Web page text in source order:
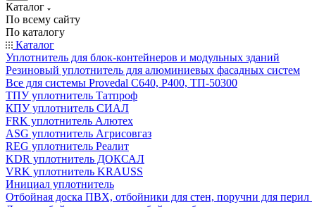
Каталог
По всему сайту
По каталогу
Каталог
Уплотнитель для блок-контейнеров и модульных зданий
Резиновый уплотнитель для алюминиевых фасадных систем
Все для системы Provedal С640, Р400, ТП-50300
ТПУ уплотнитель Татпроф
КПУ уплотнитель СИАЛ
FRK уплотнитель Алютех
ASG уплотнитель Агрисовгаз
REG уплотнитель Реалит
KDR уплотнитель ДОКСАЛ
VRK уплотнитель KRAUSS
Инициал уплотнитель
Отбойная доска ПВХ, отбойники для стен, поручни для